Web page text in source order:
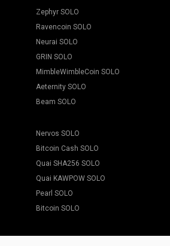
Zephyr SOLO
Ravencoin SOLO
Neurai SOLO
GRIN SOLO
MimbleWimbleCoin SOLO
Aeternity SOLO
Beam SOLO
Nervos SOLO
Bitcoin Cash SOLO
Quai SHA256 SOLO
Quai KAWPOW SOLO
Pearl SOLO
Bitcoin SOLO